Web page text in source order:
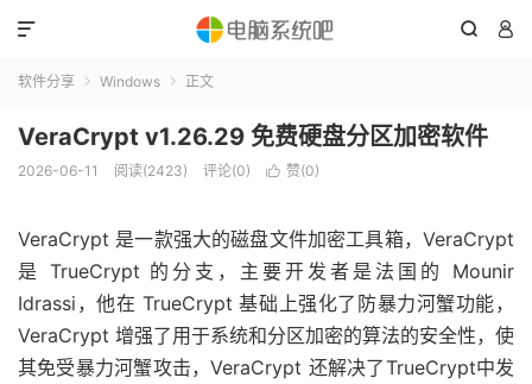
 

软件分享  Windows  正文
VeraCrypt v1.26.29 免费硬盘分区加密软件
2026-06-11 阅读(2423) 评论(0)  赞(0)
VeraCrypt 是一款强大的磁盘文件加密工具箱，VeraCrypt
是 TrueCrypt 的分支，主要开发者是法国的 Mounir
Idrassi，他在 TrueCrypt 基础上强化了防暴力河蟹功能，
VeraCrypt 增强了用于系统和分区加密的算法的安全性，使
其免受暴力河蟹攻击，VeraCrypt 还解决了TrueCrypt中发